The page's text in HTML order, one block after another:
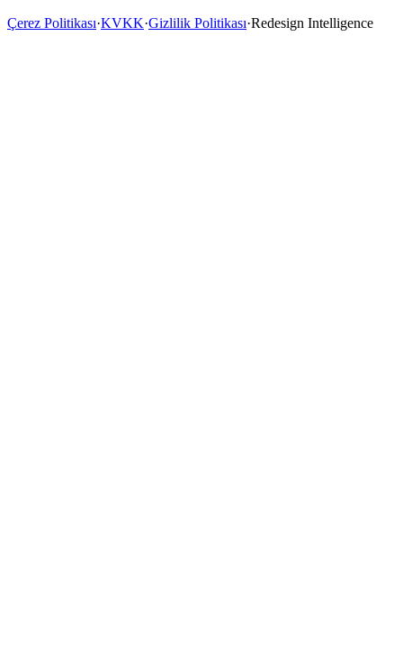
Çerez Politikası·KVKK·Gizlilik Politikası·Redesign Intelligence